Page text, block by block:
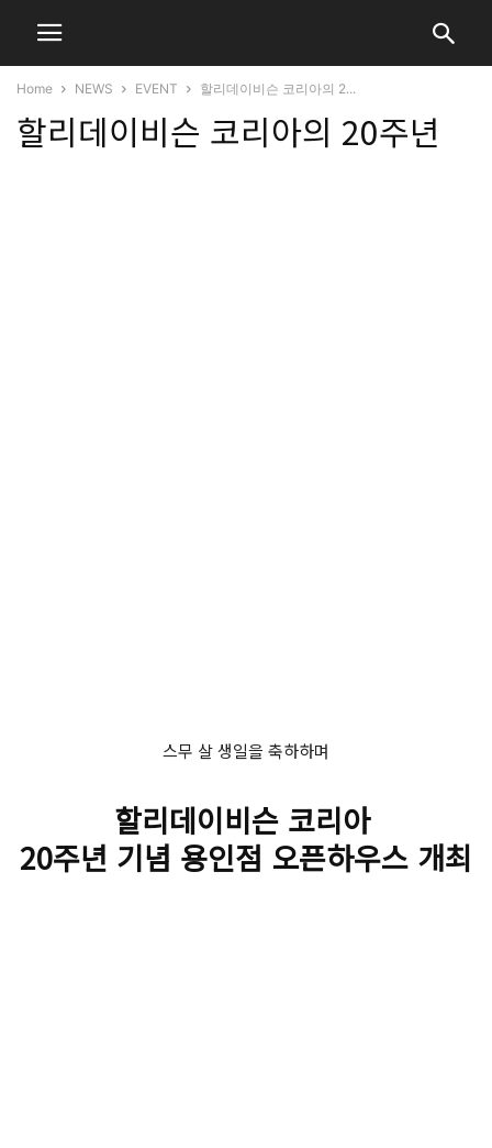
Home NEWS EVENT 할리데이비슨 코리아의 2...
할리데이비슨 코리아의 20주년
스무 살 생일을 축하하며
할리데이비슨 코리아
20주년 기념 용인점 오픈하우스 개최